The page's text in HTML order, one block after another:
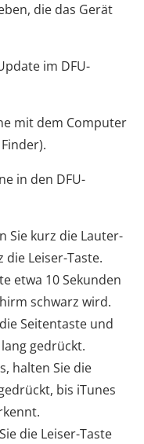
die das Gerät
im DFU-
mit dem Computer
in den DFU-
Sie kurz die Lauter-
Leiser-Taste.
etwa 10 Sekunden
schwarz wird.
Seitentaste und
gedrückt.
halten Sie die
bis iTunes
die Leiser-Taste